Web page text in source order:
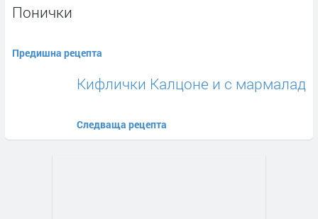
Понички
Предишна рецепта
Кифлички Калцоне и с мармалад
Следваща рецепта